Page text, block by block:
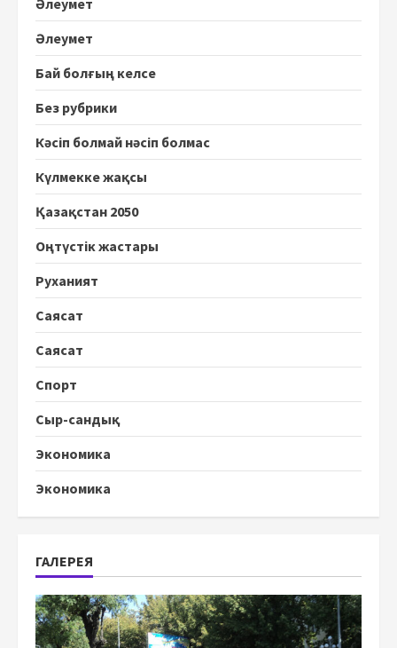
Әлеумет
Бай болғың келсе
Без рубрики
Кәсіп болмай нәсіп болмас
Күлмекке жақсы
Қазақстан 2050
Оңтүстік жастары
Руханият
Саясат
Саясат
Спорт
Сыр-сандық
Экономика
Экономика
ГАЛЕРЕЯ